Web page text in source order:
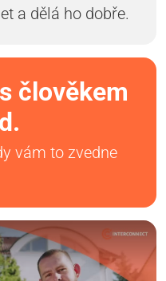
a dělá ho dobře.
člověkem
vám to zvedne